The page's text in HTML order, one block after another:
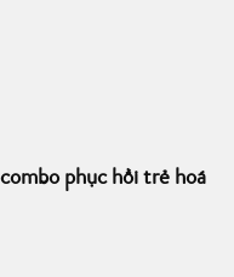
phục hồi trẻ hoá